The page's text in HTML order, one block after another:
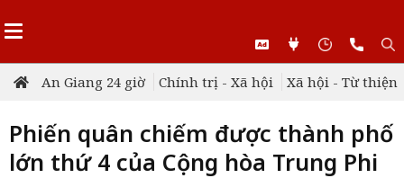
An Giang 24 giờ Chính trị - Xã hội Xã hội - Từ thiện
Phiến quân chiếm được thành phố
lớn thứ 4 của Cộng hòa Trung Phi